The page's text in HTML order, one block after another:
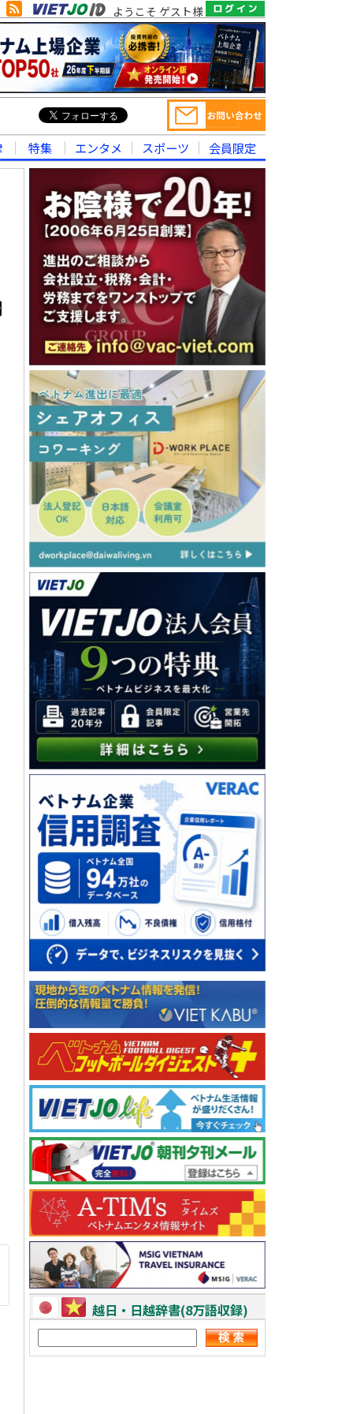
ようこそ ゲスト様
特集 エンタメ スポーツ 会員限定
越日・日越辞書(8万語収録)